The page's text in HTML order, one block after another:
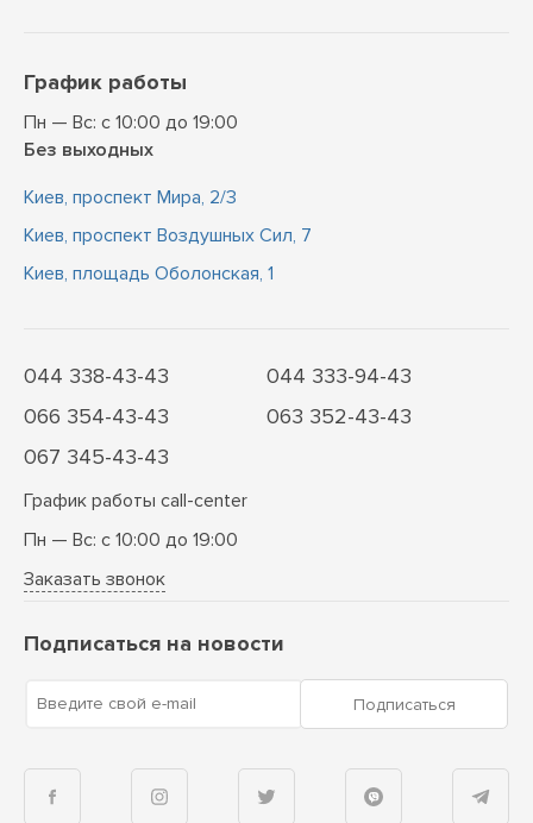
График работы
Пн — Вс: с 10:00 до 19:00
Без выходных
Киев, проспект Мира, 2/3
Киев, проспект Воздушных Сил, 7
Киев, площадь Оболонская, 1
044 338-43-43
044 333-94-43
066 354-43-43
063 352-43-43
067 345-43-43
График работы call-center
Пн — Вс: с 10:00 до 19:00
Заказать звонок
Подписаться на новости
Введите свой e-mail Подписаться